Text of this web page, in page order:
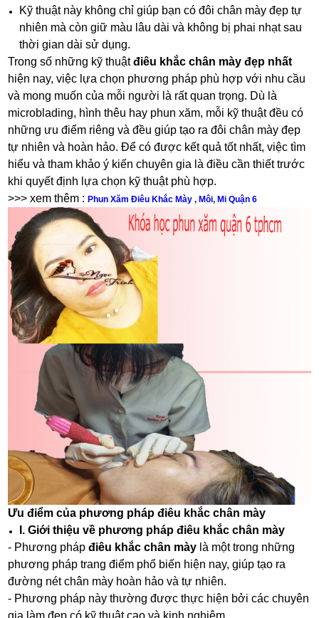
Kỹ thuật này không chỉ giúp bạn có đôi chân mày đẹp tự
nhiên mà còn giữ màu lâu dài và không bị phai nhạt sau
thời gian dài sử dụng.
Trong số những kỹ thuậtđiêu khắc chân mày đẹp nhất
hiện nay, việc lựa chọn phương pháp phù hợp với nhu cầu
và mong muốn của mỗi người là rất quan trọng. Dù là
microblading, hình thêu hay phun xăm, mỗi kỹ thuật đều có
những ưu điểm riêng và đều giúp tạo ra đôi chân mày đẹp
tự nhiên và hoàn hảo. Để có được kết quả tốt nhất, việc tìm
hiểu và tham khảo ý kiến chuyên gia là điều cần thiết trước
khi quyết định lựa chọn kỹ thuật phù hợp.
>>> xem thêm :Phun Xăm Điêu Khắc Mày , Môi, Mi Quận 6
Ưu điểm của phương pháp điêu khắc chân mày
I. Giới thiệu về phương pháp điêu khắc chân mày
- Phương phápđiêu khắc chân mày là một trong những
phương pháp trang điểm phổ biến hiện nay, giúp tạo ra
đường nét chân mày hoàn hảo và tự nhiên.
- Phương pháp này thường được thực hiện bởi các chuyên
gia làm đẹp có kỹ thuật cao và kinh nghiệm.